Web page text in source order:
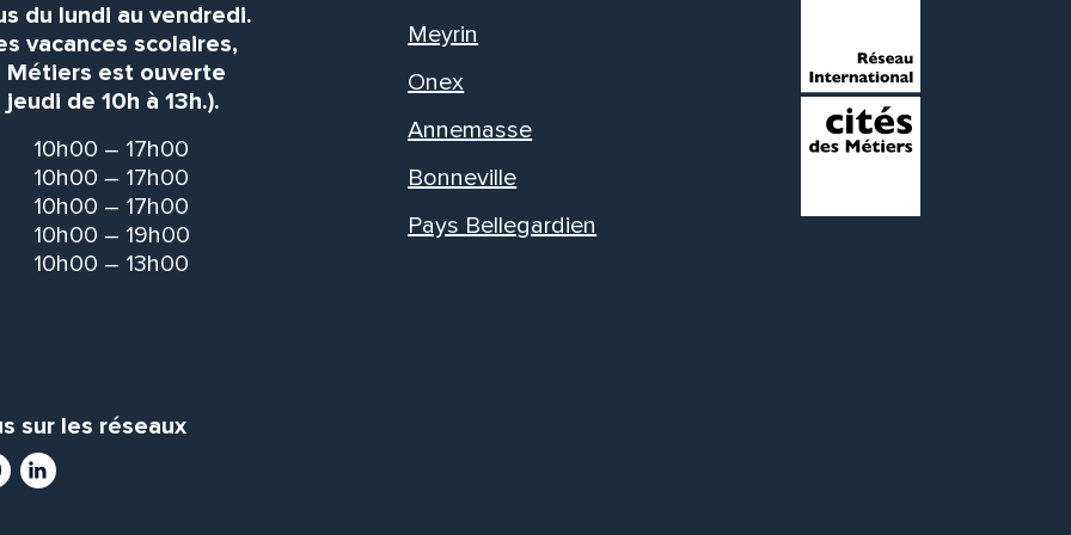
du lundi au vendredi.
vacances scolaires,
Métiers est ouverte
de 10h à 13h.).
10h00 – 17h00
10h00 – 17h00
10h00 – 17h00
10h00 – 19h00
10h00 – 13h00
sur les réseaux
LinkedIn
Meyrin
Onex
Annemasse
Bonneville
Pays Bellegardien